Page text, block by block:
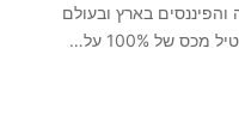
והפיננסים בארץ ובעולם